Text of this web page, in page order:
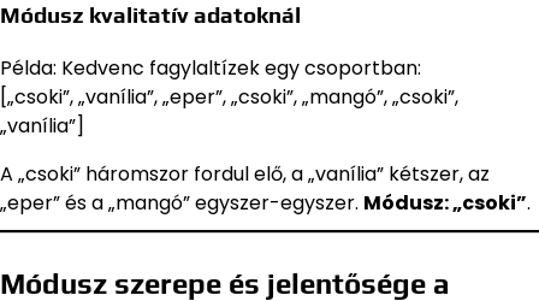
Módusz kvalitatív adatoknál
Példa: Kedvenc fagylaltízek egy csoportban:
[„csoki”, „vanília”, „eper”, „csoki”, „mangó”, „csoki”,
„vanília”]
A „csoki” háromszor fordul elő, a „vanília” kétszer, az
„eper” és a „mangó” egyszer-egyszer. Módusz: „csoki”.
Módusz szerepe és jelentősége a